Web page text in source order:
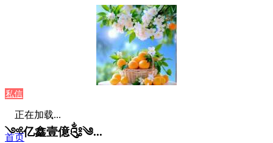
私信
༺亿鑫壹億༃༄...
正在加载...
首页